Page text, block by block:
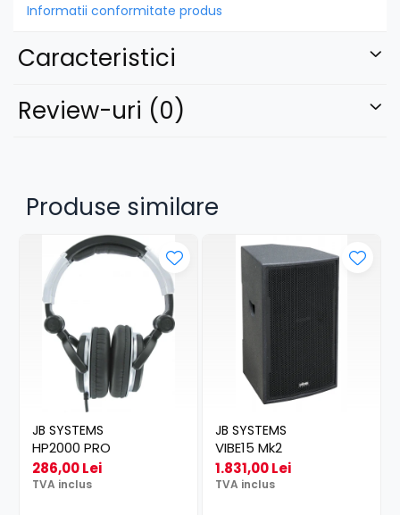
Informatii conformitate produs
Caracteristici
Review-uri (0)
Produse similare
JB SYSTEMS
HP2000 PRO
286,00 Lei
TVA inclus
JB SYSTEMS
VIBE15 Mk2
1.831,00 Lei
TVA inclus